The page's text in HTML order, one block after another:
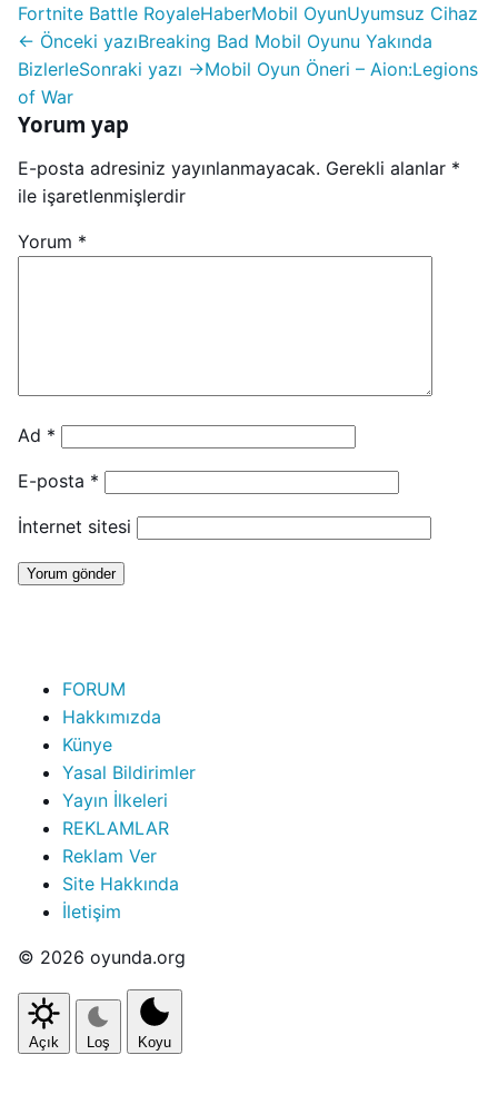
Fortnite Battle RoyaleHaberMobil OyunUyumsuz Cihaz
← Önceki yazıBreaking Bad Mobil Oyunu Yakında
BizlerleSonraki yazı →Mobil Oyun Öneri – Aion:Legions
of War
Yorum yap
E-posta adresiniz yayınlanmayacak. Gerekli alanlar *
ile işaretlenmişlerdir
Yorum *
Ad *
E-posta *
İnternet sitesi
FORUM
Hakkımızda
Künye
Yasal Bildirimler
Yayın İlkeleri
REKLAMLAR
Reklam Ver
Site Hakkında
İletişim
© 2026 oyunda.org
Açık Loş Koyu